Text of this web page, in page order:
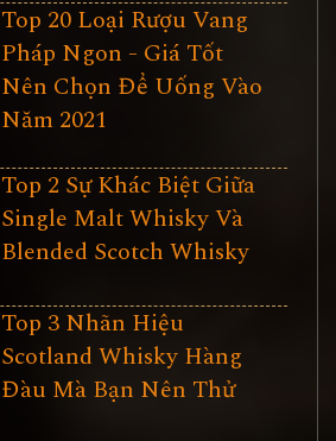
Top 20 Loại Rượu Vang
Pháp Ngon - Giá Tốt
Nên Chọn Để Uống Vào
Năm 2021
Top 2 Sự Khác Biệt Giữa
Single Malt Whisky Và
Blended Scotch Whisky
Top 3 Nhãn Hiệu
Scotland Whisky Hàng
Đàu Mà Bạn Nên Thử